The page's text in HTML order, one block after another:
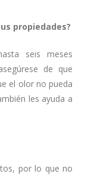
propiedades?
seis meses
de que
el olor no pueda
les ayuda a
por lo que no